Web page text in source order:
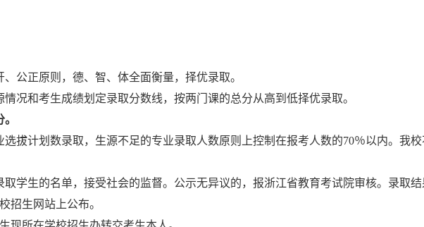
公正原则，德、智、体全面衡量，择优录取。
况和考生成绩划定录取分数线，按两门课的总分从高到低择优录取。
。
选拔计划数录取，生源不足的专业录取人数原则上控制在报考人数的70％以内。我
取学生的名单，接受社会的监督。公示无异议的，报浙江省教育考试院审核。录取
招生网站上公布。